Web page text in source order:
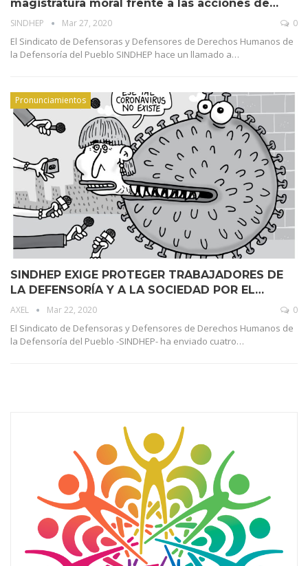
magistratura moral frente a las acciones de…
SINDHEP Mar 27, 2020 0
El Sindicato de Defensoras y Defensores de Derechos Humanos de
la Defensoría del Pueblo SINDHEP hace un llamado a…
Pronunciamientos
SINDHEP EXIGE PROTEGER TRABAJADORES DE
LA DEFENSORÍA Y A LA SOCIEDAD POR EL…
AXEL Mar 22, 2020 0
El Sindicato de Defensoras y Defensores de Derechos Humanos de
la Defensoría del Pueblo -SINDHEP- ha enviado cuatro…